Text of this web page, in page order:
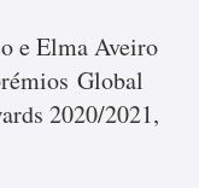
e Elma Aveiro
Global
2020/2021,